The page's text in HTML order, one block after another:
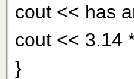
cout << has
cout << 3.14
}